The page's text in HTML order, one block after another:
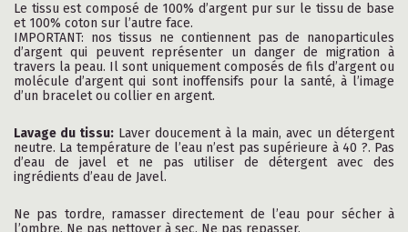
Le tissu est composé de 100% d’argent pur sur le tissu de base
et 100% coton sur l’autre face.
IMPORTANT: nos tissus ne contiennent pas de nanoparticules
d’argent qui peuvent représenter un danger de migration à
travers la peau. Il sont uniquement composés de fils d’argent ou
molécule d’argent qui sont inoffensifs pour la santé, à l’image
d’un bracelet ou collier en argent.
Lavage du tissu: Laver doucement à la main, avec un détergent
neutre. La température de l’eau n’est pas supérieure à 40 ?. Pas
d’eau de javel et ne pas utiliser de détergent avec des
ingrédients d’eau de Javel.
Ne pas tordre, ramasser directement de l’eau pour sécher à
l’ombre. Ne pas nettoyer à sec. Ne pas repasser.